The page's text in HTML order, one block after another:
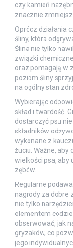
czy kamień
znacznie
Oprócz działania
śliny, która
Ślina nie tylko
związki
oraz pomagają w
poziom śliny
na ogólny stan
Wybierając
skład i twardość.
dostarczyć psu
składników
wykonane z
żuciu. Ważne, aby
wielkości psa, aby
zębów.
Regularne
nagrody za dobre
nie tylko
elementem
obserwować, jak
gryzaków, co
jego